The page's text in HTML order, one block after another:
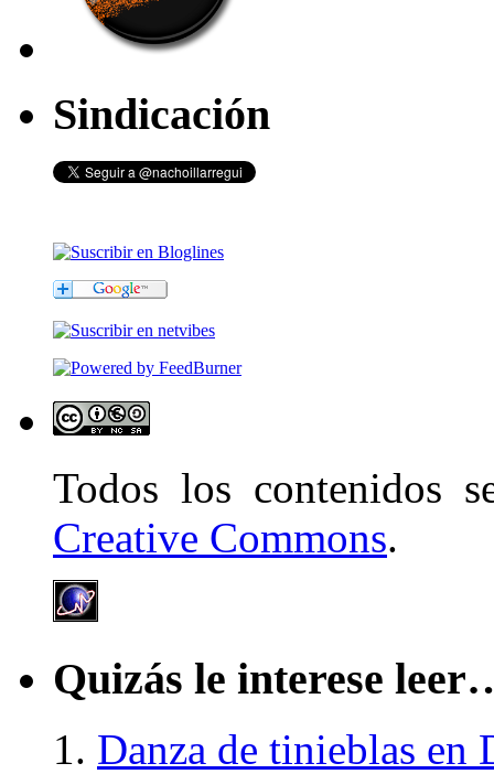
Sindicación
Todos los contenidos
Creative Commons.
Quizás le interese
Danza de tinieblas en